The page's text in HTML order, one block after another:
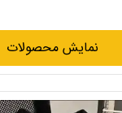
نمایش محصولات